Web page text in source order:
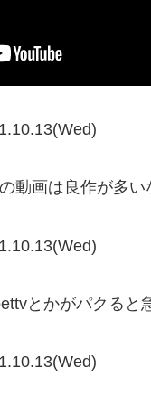
動画は良作が多い
とかがパクると